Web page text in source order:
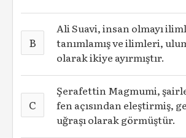
B
Ali Suavi, insan olmayı
tanımlamış ve ilimleri,
olarak ikiye ayırmıştır.
C
Şerafettin Magmumi,
fen açısından eleştirmiş,
uğraşı olarak görmüştür.